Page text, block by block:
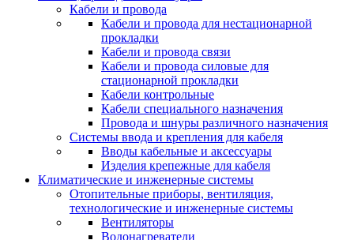
Кабели и провода
Кабели и провода для нестационарной
прокладки
Кабели и провода связи
Кабели и провода силовые для
стационарной прокладки
Кабели контрольные
Кабели специального назначения
Провода и шнуры различного назначения
Системы ввода и крепления для кабеля
Вводы кабельные и аксессуары
Изделия крепежные для кабеля
Климатические и инженерные системы
Отопительные приборы, вентиляция,
технологические и инженерные системы
Вентиляторы
Водонагреватели